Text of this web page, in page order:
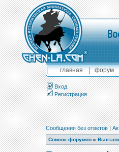
главная форум
Вход
Регистрация
Сообщения без ответов|
Список форумов »